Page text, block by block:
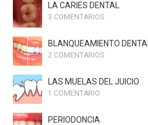
LA CARIES DENTAL
3 COMENTARIOS
BLANQUEAMIENTO DENTAL
2 COMENTARIOS
LAS MUELAS DEL JUICIO
1 COMENTARIO
PERIODONCIA